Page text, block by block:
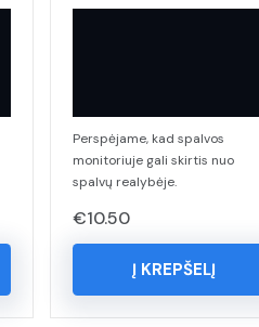
Perspėjame, kad spalvos
monitoriuje gali skirtis nuo
spalvų realybėje.
€10.50
Į KREPŠELĮ